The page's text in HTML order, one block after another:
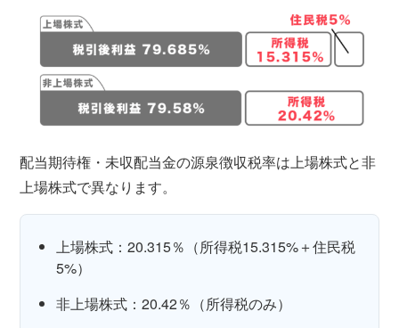
配当期待権・未収配当金の源泉徴収税率は上場株式と非
上場株式で異なります。
上場株式：20.315％（所得税15.315%＋住民税
5%）
非上場株式：20.42％（所得税のみ）